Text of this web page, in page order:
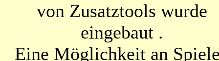
von Zusatztools wurde
eingebaut .
Eine Möglichkeit an